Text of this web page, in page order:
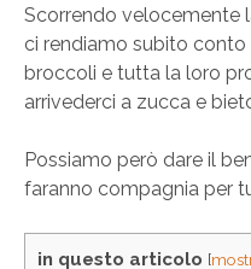
Scorrendo velocemente
ci rendiamo subito
broccoli e tutta la loro
arrivederci a zucca e
Possiamo però dare il
faranno compagnia per
in questo articolo [